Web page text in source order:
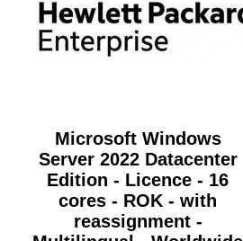
Microsoft Windows
Server 2022 Datacenter
Edition - Licence - 16
cores - ROK - with
reassignment -